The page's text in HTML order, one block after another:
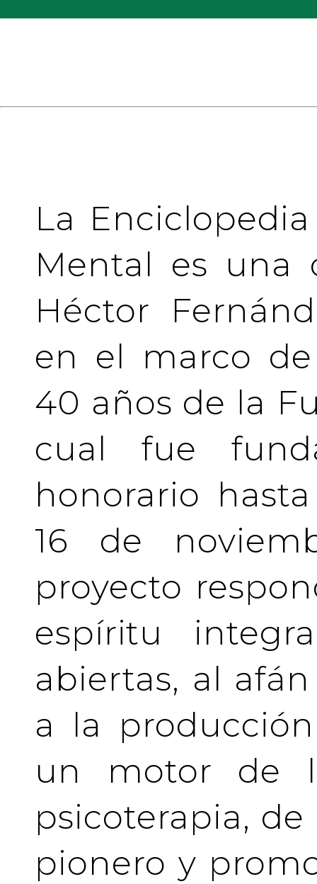
La
Mental es una
Héctor
en el marco
40 años de la
cual fue
honorario
16 de
proyecto
espíritu
abiertas, al
a la
un motor de
psicoterapia,
pionero y